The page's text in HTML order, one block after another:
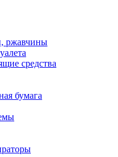
ржавчины
средства
бумага